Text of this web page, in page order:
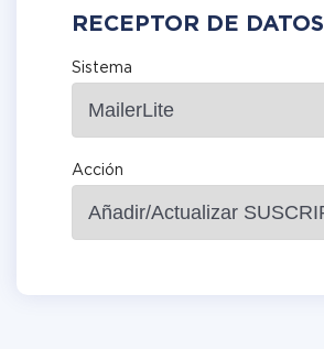
RECEPTOR DE DATOS
Sistema
Acción